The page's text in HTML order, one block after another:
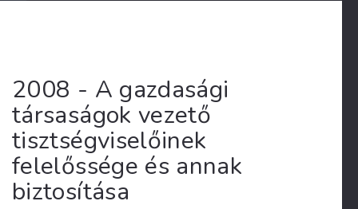
2008 - A gazdasági
társaságok vezető
tisztségviselőinek
felelőssége és annak
biztosítása